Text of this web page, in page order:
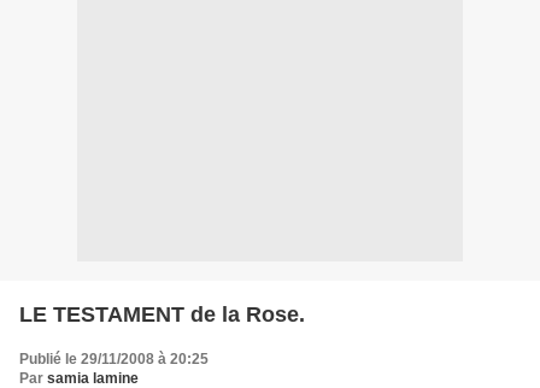
LE TESTAMENT de la Rose.
Publié le 29/11/2008 à 20:25
Par samia lamine